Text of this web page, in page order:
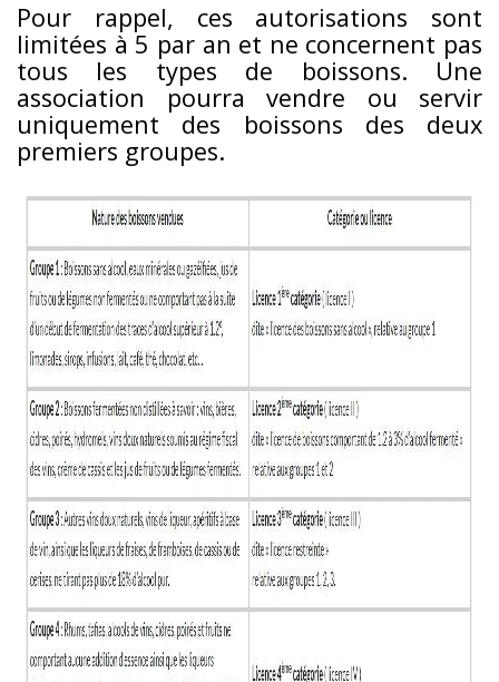
Pour rappel, ces autorisations sont
limitées à 5 par an et ne concernent pas
tous les types de boissons. Une
association pourra vendre ou servir
uniquement des boissons des deux
premiers groupes.